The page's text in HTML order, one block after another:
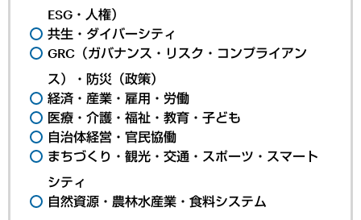
ESG・人権）
共生・ダイバーシティ
GRC（ガバナンス・リスク・コンプライアン
ス）・防災（政策）
経済・産業・雇用・労働
医療・介護・福祉・教育・子ども
自治体経営・官民協働
まちづくり・観光・交通・スポーツ・スマート
シティ
自然資源・農林水産業・食料システム